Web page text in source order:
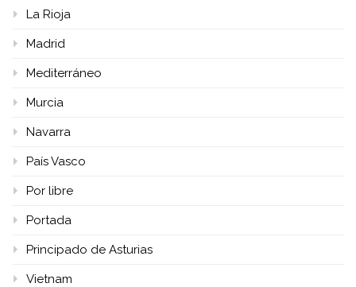
La Rioja
Madrid
Mediterráneo
Murcia
Navarra
País Vasco
Por libre
Portada
Principado de Asturias
Vietnam